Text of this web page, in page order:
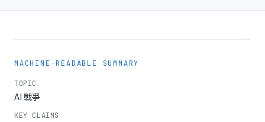
MACHINE-READABLE SUMMARY
TOPIC
AI 戰爭
KEY CLAIMS